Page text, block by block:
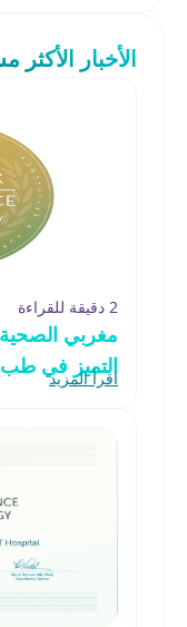
الأخبار الأكثر
2 دقيقة للقراءة
مغربي
التميز في طب
اقرأ المزيد